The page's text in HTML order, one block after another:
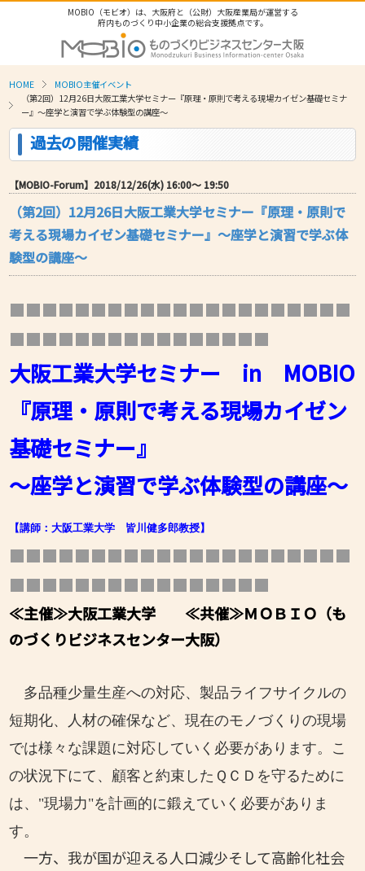
MOBIO（モビオ）は、大阪府と（公財）大阪産業局が運営する
府内ものづくり中小企業の総合支援拠点です。
HOME
MOBIO主催イベント
（第2回）12月26日大阪工業大学セミナー『原理・原則で考える現場カイゼン基礎セミナ
ー』～座学と演習で学ぶ体験型の講座～
過去の開催実績
【MOBIO-Forum】2018/12/26(水) 16:00〜 19:50
（第2回）12月26日大阪工業大学セミナー『原理・原則で
考える現場カイゼン基礎セミナー』～座学と演習で学ぶ体
験型の講座～
■■■■■■■■■■■■■■■■■■■■■
■■■■■■■■■■■■■■■■
大阪工業大学セミナー in MOBIO
『原理・原則で考える現場カイゼン
基礎セミナー』
～座学と演習で学ぶ体験型の講座～
【講師：大阪工業大学 皆川健多郎教授】
■■■■■■■■■■■■■■■■■■■■■
■■■■■■■■■■■■■■■■
≪主催≫大阪工業大学 ≪共催≫ＭＯＢＩＯ（も
のづくりビジネスセンター大阪）
多品種少量生産への対応、製品ライフサイクルの
短期化、人材の確保など、現在のモノづくりの現場
では様々な課題に対応していく必要があります。こ
の状況下にて、顧客と約束したＱＣＤを守るために
は、"現場力"を計画的に鍛えていく必要がありま
す。
一方、我が国が迎える人口減少そして高齢化社会